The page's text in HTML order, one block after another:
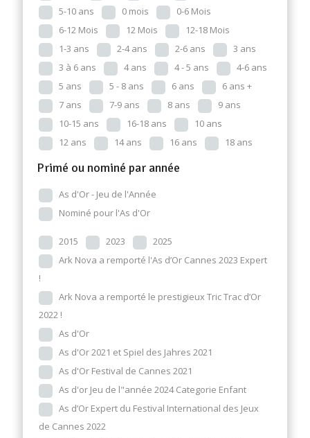
5-10 ans
0 mois
0-6 Mois
6-12 Mois
12 Mois
12-18 Mois
1-3 ans
2-4 ans 2-6 ans
3 ans
3 à 6 ans
4 ans 4 - 5 ans
4-6 ans
5 ans
5 - 8 ans 6 ans
6 ans +
7 ans
7-9 ans 8 ans
9 ans
10-15 ans
16-18 ans
10 ans
12 ans
14 ans 16 ans 18 ans
Primé ou nominé par année
As d'Or - Jeu de l'Année
Nominé pour l'As d'Or
2015 2023
2025
Ark Nova a remporté l'As d’Or Cannes 2023 Expert
!
Ark Nova a remporté le prestigieux Tric Trac d’Or
2022 !
As d'Or
As d'Or 2021 et Spiel des Jahres 2021
As d'Or Festival de Cannes 2021
As d'or Jeu de l"année 2024 Categorie Enfant
As d’Or Expert du Festival International des Jeux
de Cannes 2022